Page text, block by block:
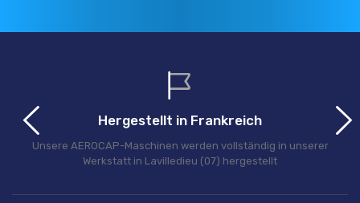
Hergestellt in Frankreich
Unsere AEROCAP-Maschinen werden vollständig in unserer
Werkstatt in Lavilledieu (07) hergestellt